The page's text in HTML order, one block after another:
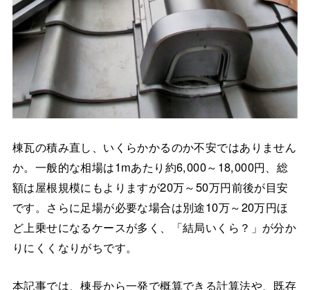
棟瓦の積み直し、いくらかかるのか不安ではありません
か。一般的な相場は1mあたり約6,000～18,000円、総
額は屋根規模にもよりますが20万～50万円前後が目安
です。さらに足場が必要な場合は別途10万～20万円ほ
ど上乗せになるケースが多く、「結局いくら？」が分か
りにくくなりがちです。
本記事では、棟長から一発で概算できる計算法や、既存